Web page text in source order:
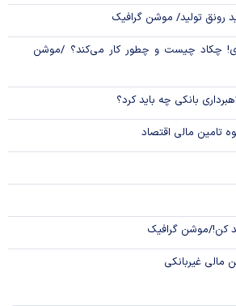
رونق تولید/ موشن گرافیک
چکاد چیست و چطور کار می‌کند؟ /موشن
بانکی چه باید کرد؟
تامین مالی اقتصاد
کن!/موشن گرافیک
مالی غیربانکی